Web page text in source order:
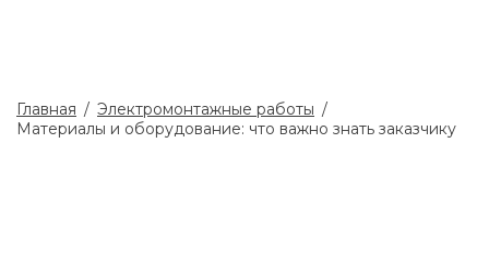
Главная / Электромонтажные работы /
Материалы и оборудование: что важно знать заказчику